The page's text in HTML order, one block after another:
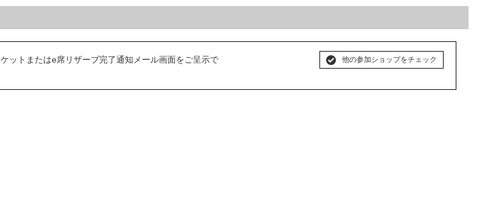
ットまたはe席リザーブ完了通知メール画面をご呈示で
他の参加ショップをチェック